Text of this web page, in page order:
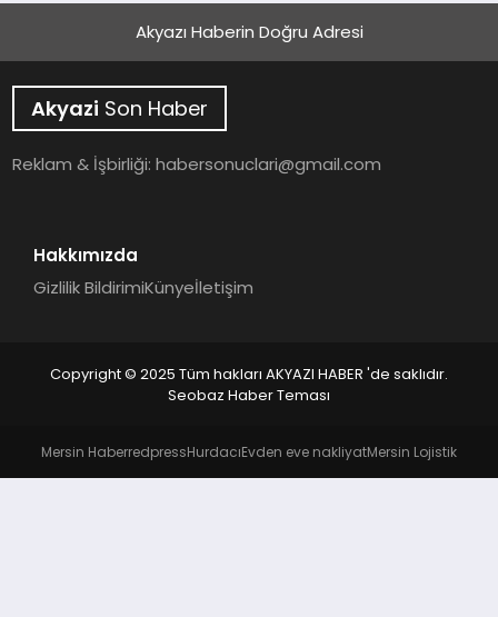
YAŞAM
Akyazı Haberin Doğru Adresi
Akyazi Son Haber
Reklam & İşbirliği:habersonuclari@gmail.com
Hakkımızda
Gizlilik BildirimiKünyeİletişim
Copyright © 2025 Tüm hakları AKYAZI HABER 'de saklıdır.
Seobaz Haber Teması
Mersin HaberredpressHurdacıEvden eve nakliyatMersin Lojistik